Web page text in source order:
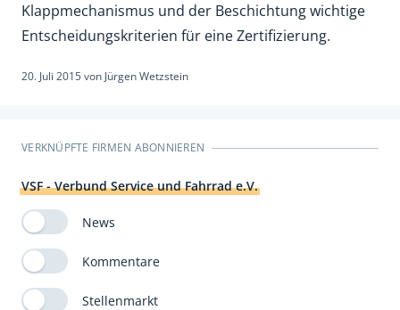
Klappmechanismus und der Beschichtung wichtige
Entscheidungskriterien für eine Zertifizierung.
20. Juli 2015von Jürgen Wetzstein
VERKNÜPFTE FIRMEN ABONNIEREN
VSF - Verbund Service und Fahrrad e.V.
News
Kommentare
Stellenmarkt